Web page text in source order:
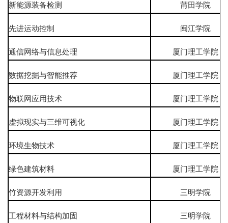
新能源装备检测 莆田学院
先进运动控制 闽江学院
通信网络与信息处理 厦门理工学院
数据挖掘与智能推荐 厦门理工学院
物联网应用技术 厦门理工学院
虚拟现实与三维可视化 厦门理工学院
环境生物技术 厦门理工学院
绿色建筑材料 厦门理工学院
竹资源开发利用 三明学院
工程材料与结构加固 三明学院